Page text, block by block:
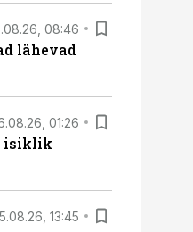
08:46
lähevad
01:26
isiklik
13:45